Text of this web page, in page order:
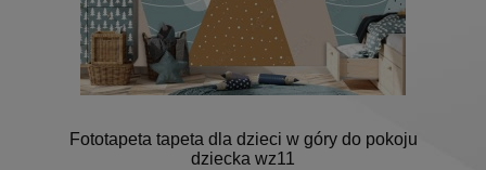
Fototapeta tapeta dla dzieci w góry do pokoju
dziecka wz11